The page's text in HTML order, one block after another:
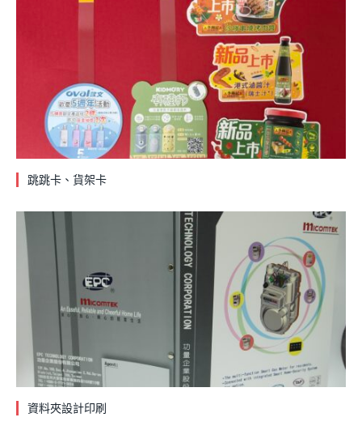
跳跳卡、貨架卡
資料夾設計印刷